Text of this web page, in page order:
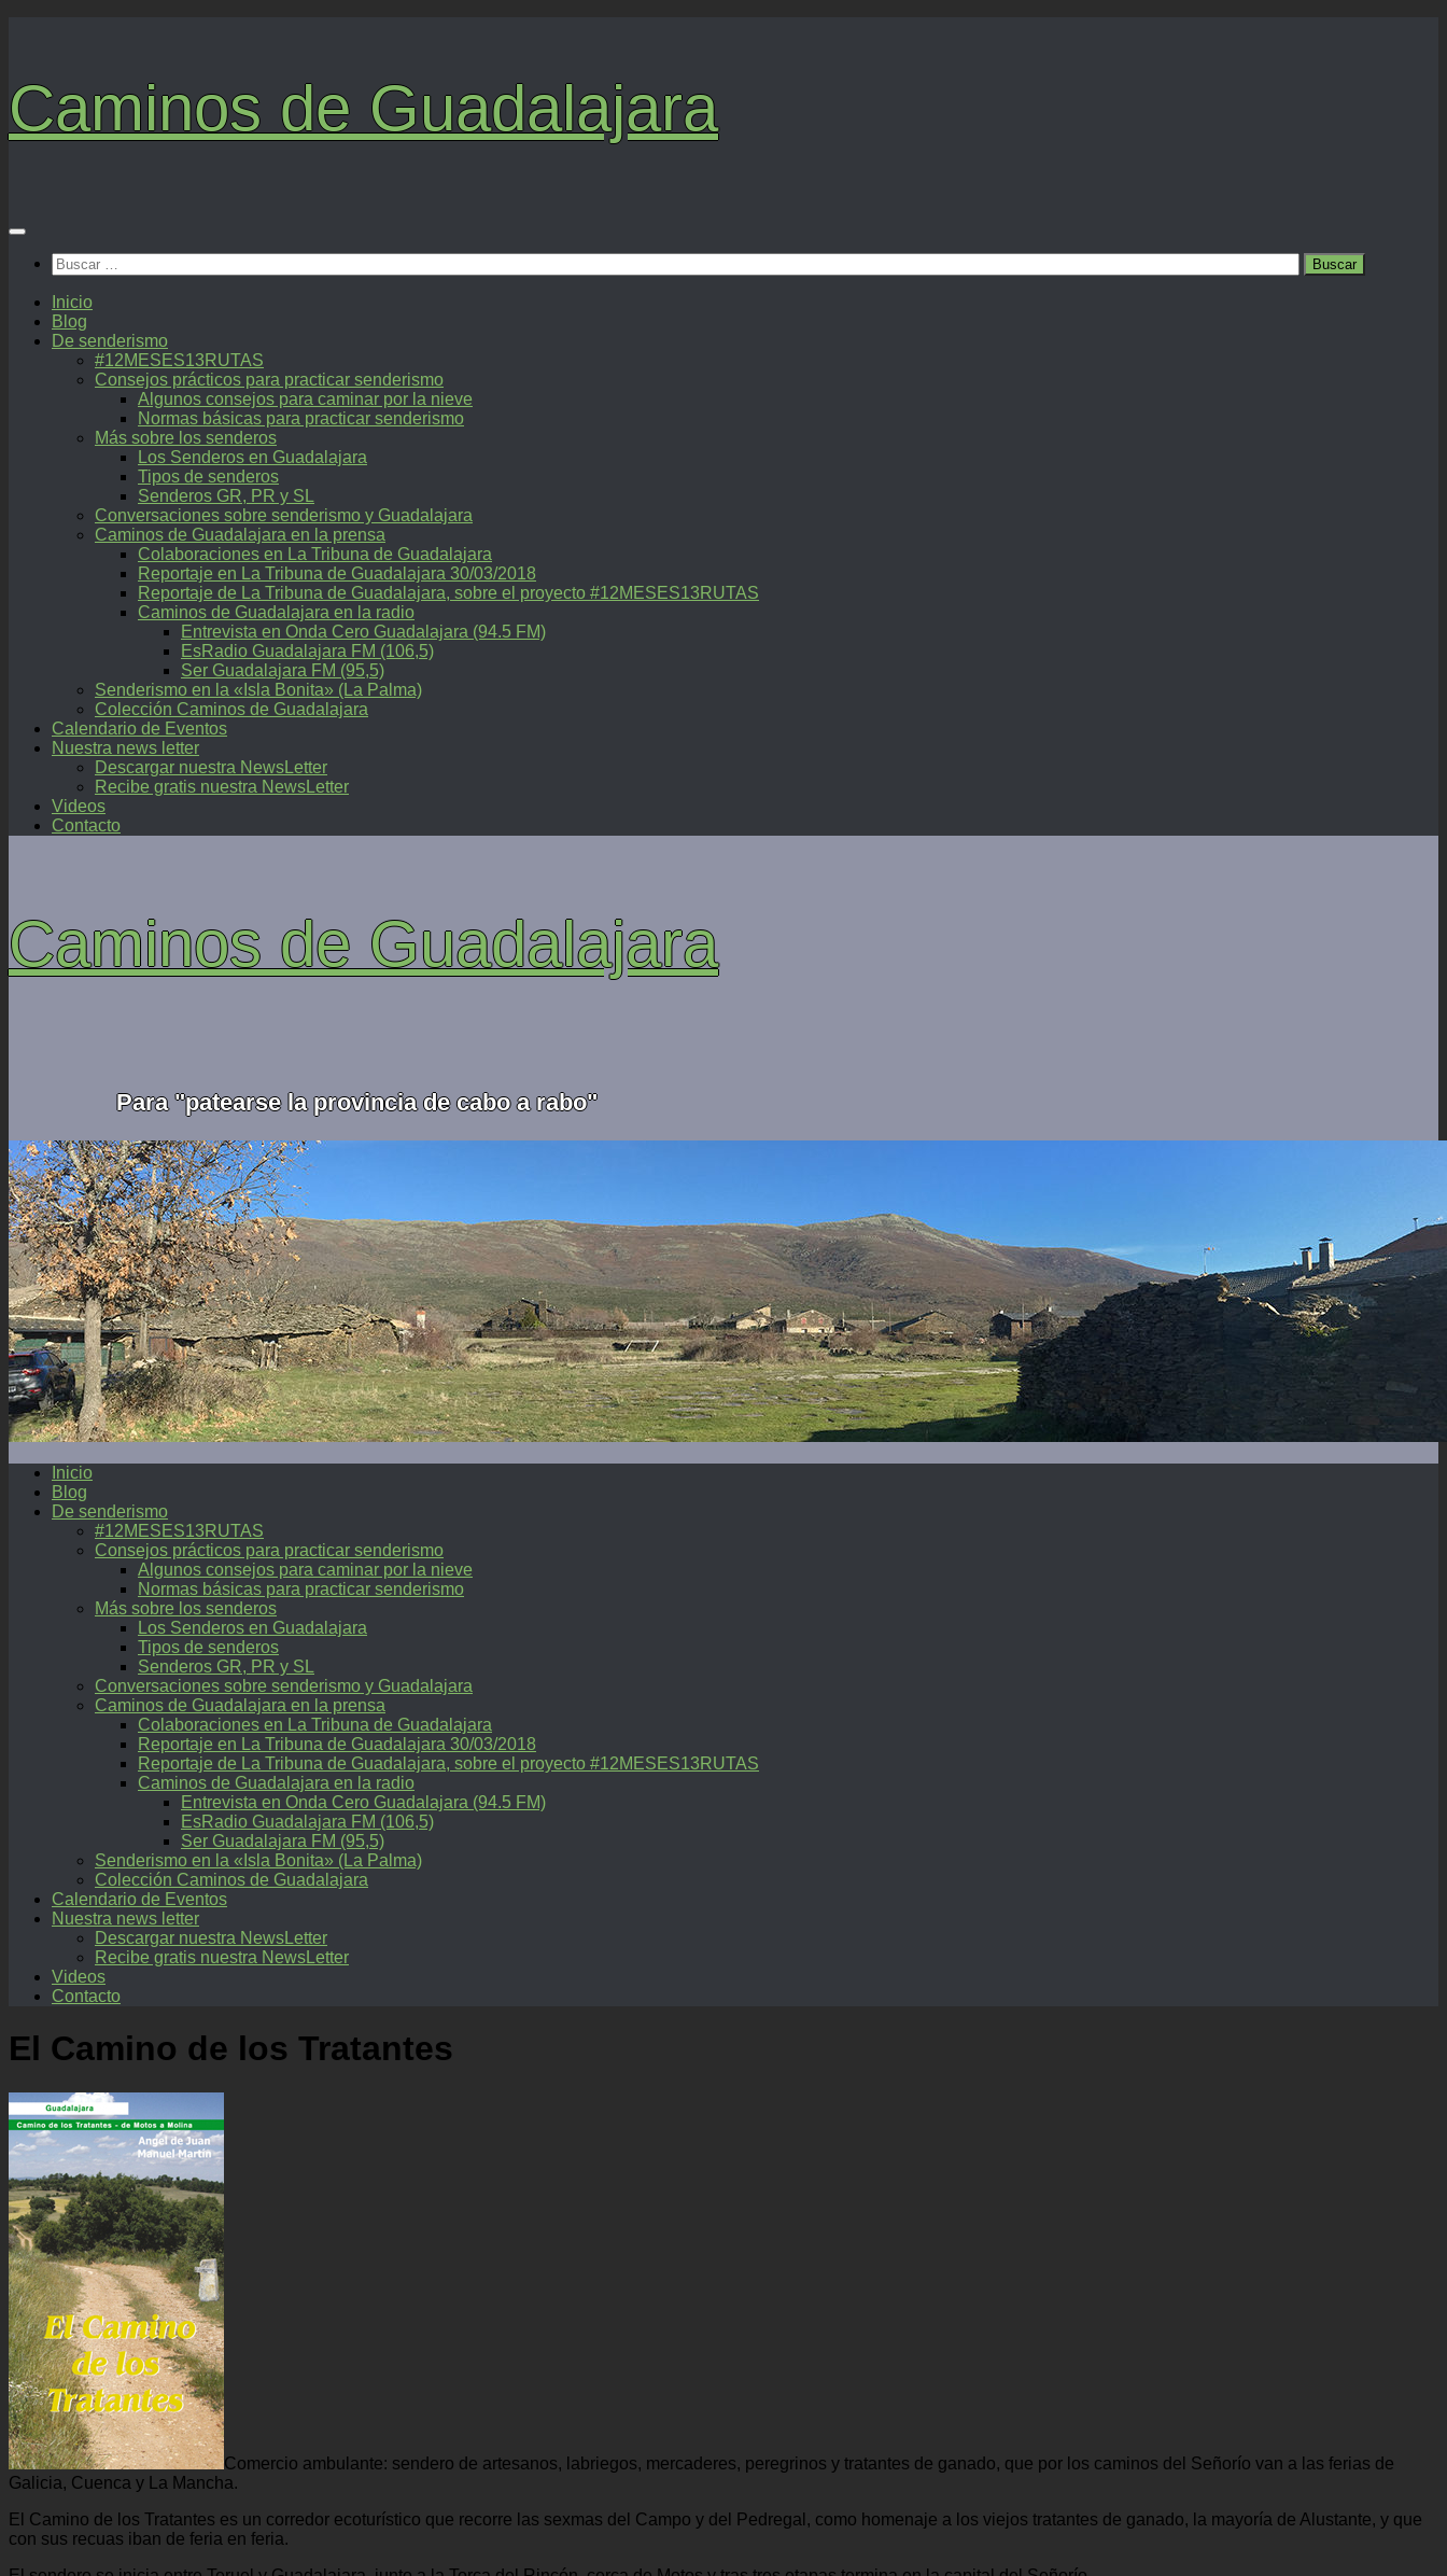
Caminos de Guadalajara
Buscar:
Inicio
Blog
De senderismo
#12MESES13RUTAS
Consejos prácticos para practicar senderismo
Algunos consejos para caminar por la nieve
Normas básicas para practicar senderismo
Más sobre los senderos
Los Senderos en Guadalajara
Tipos de senderos
Senderos GR, PR y SL
Conversaciones sobre senderismo y Guadalajara
Caminos de Guadalajara en la prensa
Colaboraciones en La Tribuna de Guadalajara
Reportaje en La Tribuna de Guadalajara 30/03/2018
Reportaje de La Tribuna de Guadalajara, sobre el proyecto #12MESES13RUTAS
Caminos de Guadalajara en la radio
Entrevista en Onda Cero Guadalajara (94.5 FM)
EsRadio Guadalajara FM (106,5)
Ser Guadalajara FM (95,5)
Senderismo en la «Isla Bonita» (La Palma)
Colección Caminos de Guadalajara
Calendario de Eventos
Nuestra news letter
Descargar nuestra NewsLetter
Recibe gratis nuestra NewsLetter
Videos
Contacto
Caminos de Guadalajara
Para "patearse la provincia de cabo a rabo"
Inicio
Blog
De senderismo
#12MESES13RUTAS
Consejos prácticos para practicar senderismo
Algunos consejos para caminar por la nieve
Normas básicas para practicar senderismo
Más sobre los senderos
Los Senderos en Guadalajara
Tipos de senderos
Senderos GR, PR y SL
Conversaciones sobre senderismo y Guadalajara
Caminos de Guadalajara en la prensa
Colaboraciones en La Tribuna de Guadalajara
Reportaje en La Tribuna de Guadalajara 30/03/2018
Reportaje de La Tribuna de Guadalajara, sobre el proyecto #12MESES13RUTAS
Caminos de Guadalajara en la radio
Entrevista en Onda Cero Guadalajara (94.5 FM)
EsRadio Guadalajara FM (106,5)
Ser Guadalajara FM (95,5)
Senderismo en la «Isla Bonita» (La Palma)
Colección Caminos de Guadalajara
Calendario de Eventos
Nuestra news letter
Descargar nuestra NewsLetter
Recibe gratis nuestra NewsLetter
Videos
Contacto
El Camino de los Tratantes
Comercio ambulante: sendero de artesanos, labriegos, mercaderes, peregrinos y tratantes de ganado, que por los caminos del Señorío van a las ferias de
Galicia, Cuenca y La Mancha.
El Camino de los Tratantes es un corredor ecoturístico que recorre las sexmas del Campo y del Pedregal, como homenaje a los viejos tratantes de ganado, la mayoría de Alustante, y que
con sus recuas iban de feria en feria.